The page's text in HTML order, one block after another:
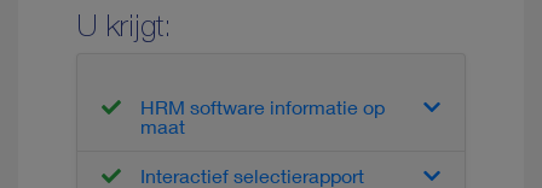
U krijgt:
HRM software informatie op
maat
Interactief selectierapport